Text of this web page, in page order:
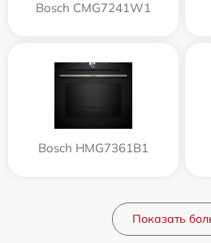
Bosch CMG7241W1
Bosch HMG7361B1
Показать